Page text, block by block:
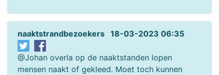
naaktstrandbezoekers 18-03-2023 06:35
@Johan overla op de naaktstanden lopen
mensen naakt of gekleed. Moet toch kunnen